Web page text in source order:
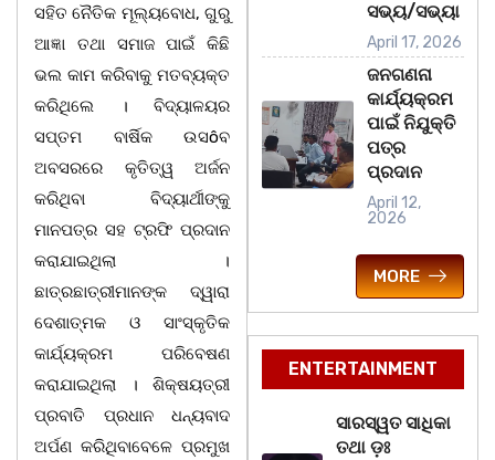
ସହିତ ନୈତିକ ମୂଲ୍ୟବୋଧ, ଗୁରୁ
ଆଜ୍ଞା ତଥା ସମାଜ ପାଇଁ କିଛି
ଭଲ କାମ କରିବାକୁ ମତବ୍ୟକ୍ତ
କରିଥିଲେ । ବିଦ୍ୟାଳୟର
ସପ୍ତମ ବାର୍ଷିକ ଉସôବ
ଅବସରରେ କୃତିତ୍ୱ ଅର୍ଜନ
କରିଥିବା ବିଦ୍ୟାର୍ଥୀଙ୍କୁ
ମାନପତ୍ର ସହ ଟ୍ରଫି ପ୍ରଦାନ
କରାଯାଇଥିଲା ।
ଛାତ୍ରଛାତ୍ରୀମାନଙ୍କ ଦ୍ୱାରା
ଦେଶାତ୍ମକ ଓ ସାଂସ୍କୃତିକ
କାର୍ଯ୍ୟକ୍ରମ ପରିବେଷଣ
କରାଯାଇଥିଲା । ଶିକ୍ଷୟତ୍ରୀ
ପ୍ରବାତି ପ୍ରଧାନ ଧନ୍ୟବାଦ
ଅର୍ପଣ କରିଥିବାବେଳେ ପ୍ରମୁଖ
ସଭ୍ୟ/ସଭ୍ୟା
April 17, 2026
ଜନଗଣନା
କାର୍ଯ୍ୟକ୍ରମ
ପାଇଁ ନିଯୁକ୍ତି
ପତ୍ର
ପ୍ରଦାନ
April 12,
2026
MORE
ENTERTAINMENT
ସାରସ୍ୱତ ସାଧିକା
ତଥା ଡ଼ଃ